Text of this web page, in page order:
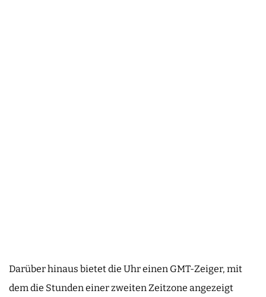
Darüber hinaus bietet die Uhr einen GMT-Zeiger, mit
dem die Stunden einer zweiten Zeitzone angezeigt